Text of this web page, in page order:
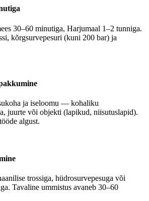
30–60 minutiga, Harjumaal 1–2 tunniga.
kõrgsurvepesuri (kuni 200 bar) ja
ja iseloomu — kohaliku
juurte või objekti (lapikud, niisutuslapid).
algust.
trossiga, hüdrosurvepesuga või
Tavaline ummistus avaneb 30–60